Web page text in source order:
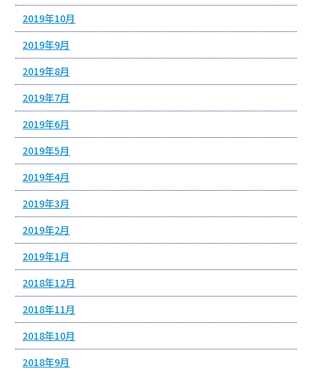
2019年10月
2019年9月
2019年8月
2019年7月
2019年6月
2019年5月
2019年4月
2019年3月
2019年2月
2019年1月
2018年12月
2018年11月
2018年10月
2018年9月